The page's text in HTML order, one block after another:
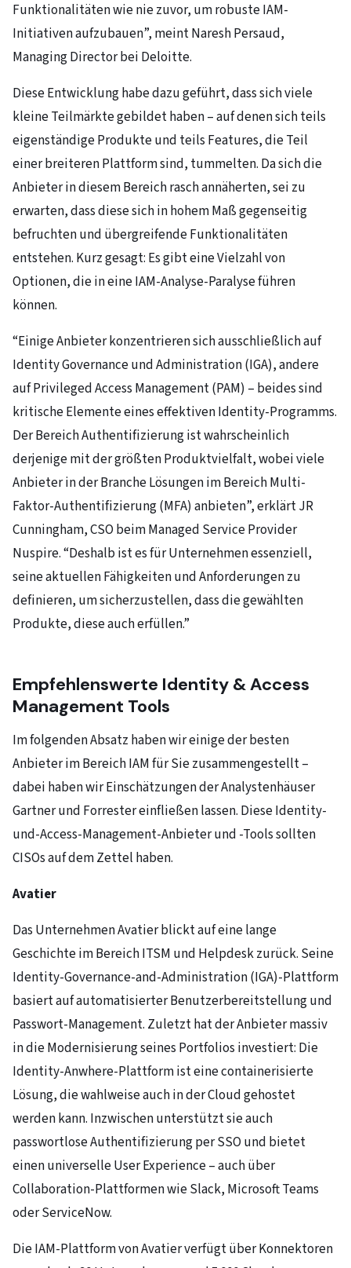
Funktionalitäten wie nie zuvor, um robuste IAM-
Initiativen aufzubauen”, meint Naresh Persaud,
Managing Director bei Deloitte.
Diese Entwicklung habe dazu geführt, dass sich viele
kleine Teilmärkte gebildet haben – auf denen sich teils
eigenständige Produkte und teils Features, die Teil
einer breiteren Plattform sind, tummelten. Da sich die
Anbieter in diesem Bereich rasch annäherten, sei zu
erwarten, dass diese sich in hohem Maß gegenseitig
befruchten und übergreifende Funktionalitäten
entstehen. Kurz gesagt: Es gibt eine Vielzahl von
Optionen, die in eine IAM-Analyse-Paralyse führen
können.
“Einige Anbieter konzentrieren sich ausschließlich auf
Identity Governance und Administration (IGA), andere
auf Privileged Access Management (PAM) – beides sind
kritische Elemente eines effektiven Identity-Programms.
Der Bereich Authentifizierung ist wahrscheinlich
derjenige mit der größten Produktvielfalt, wobei viele
Anbieter in der Branche Lösungen im Bereich Multi-
Faktor-Authentifizierung (MFA) anbieten”, erklärt JR
Cunningham, CSO beim Managed Service Provider
Nuspire. “Deshalb ist es für Unternehmen essenziell,
seine aktuellen Fähigkeiten und Anforderungen zu
definieren, um sicherzustellen, dass die gewählten
Produkte, diese auch erfüllen.”
Empfehlenswerte Identity & Access
Management Tools
Im folgenden Absatz haben wir einige der besten
Anbieter im Bereich IAM für Sie zusammengestellt –
dabei haben wir Einschätzungen der Analystenhäuser
Gartner und Forrester einfließen lassen. Diese Identity-
und-Access-Management-Anbieter und -Tools sollten
CISOs auf dem Zettel haben.
Avatier
Das Unternehmen Avatier blickt auf eine lange
Geschichte im Bereich ITSM und Helpdesk zurück. Seine
Identity-Governance-and-Administration (IGA)-Plattform
basiert auf automatisierter Benutzerbereitstellung und
Passwort-Management. Zuletzt hat der Anbieter massiv
in die Modernisierung seines Portfolios investiert: Die
Identity-Anwhere-Plattform ist eine containerisierte
Lösung, die wahlweise auch in der Cloud gehostet
werden kann. Inzwischen unterstützt sie auch
passwortlose Authentifizierung per SSO und bietet
einen universelle User Experience – auch über
Collaboration-Plattformen wie Slack, Microsoft Teams
oder ServiceNow.
Die IAM-Plattform von Avatier verfügt über Konnektoren